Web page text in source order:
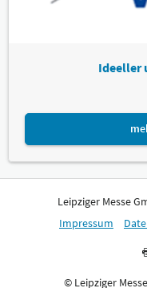
Ideeller
Leipziger Messe
Impressum
© Leipziger